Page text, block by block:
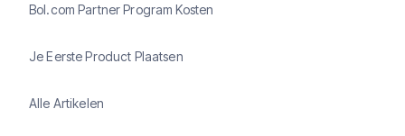
Bol.com Partner Program Kosten
Je Eerste Product Plaatsen
Alle Artikelen